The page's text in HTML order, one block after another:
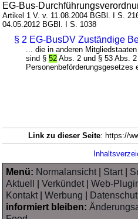
EG-Bus-
Artikel 1 V. v. 11.08.2004 BGBl. I S.
04.05.2012 BGBl. I S. 1038
§ 2 EG-BusDV Zuständige
... die in anderen
sind §52 Abs. 2 und § 53 Abs. 2
Link zu dieser Seite: https://
Menü: Normalansicht| Start|
Aktuell
|Verkündet|Web-
Kontakt|Werbung
informiert bleiben: